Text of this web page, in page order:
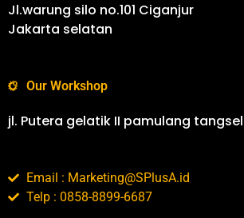
Jl.warung silo no.101 Ciganjur
Jakarta selatan
Our Workshop
jl. Putera gelatik II pamulang tangsel
Email : Marketing@SPlusA.id
Telp : 0858-8899-6687